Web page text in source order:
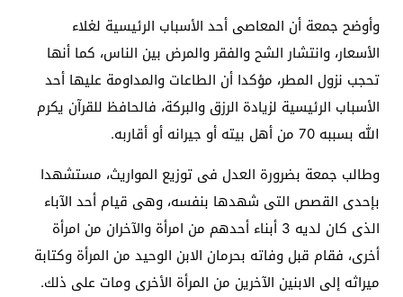
وأوضح جمعة أن المعاصى أحد الأسباب الرئيسية لغلاء
الأسعار، وانتشار الشح والفقر والمرض بين الناس، كما أنها
تحجب نزول المطر، مؤكدا أن الطاعات والمداومة عليها أحد
الأسباب الرئيسية لزيادة الرزق والبركة، فالحافظ للقرآن يكرم
الله بسببه 70 من أهل بيته أو جيرانه أو أقاربه.
وطالب جمعة بضرورة العدل فى توزيع المواريث، مستشهدا
بإحدى القصص التى شهدها بنفسه، وهى قيام أحد الآباء
الذى كان لديه 3 أبناء أحدهم من امرأة والآخران من امرأة
أخرى، فقام قبل وفاته بحرمان الابن الوحيد من المرأة وكتابة
ميراثه إلى الابنين الآخرين من المرأة الأخرى ومات على ذلك.